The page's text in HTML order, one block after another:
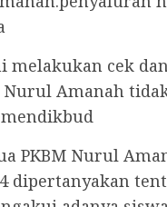
melakukan cek
Amanah
PKBM Nurul
dipertanyakan